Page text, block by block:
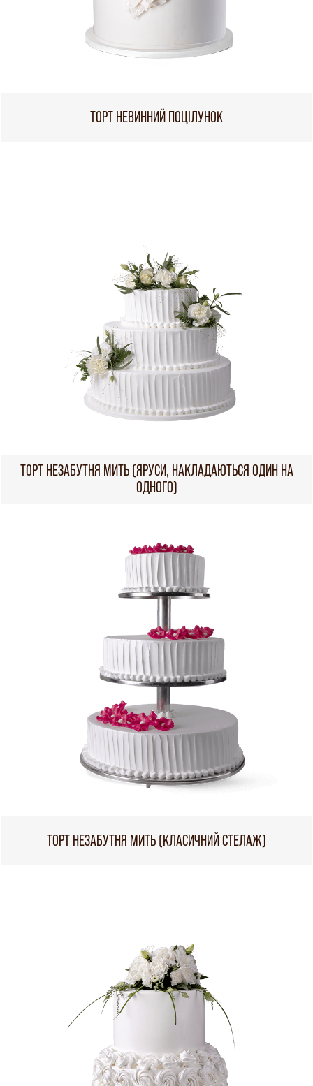
ТОРТ НЕВИННИЙ ПОЦІЛУНОК
ТОРТ НЕЗАБУТНЯ МИТЬ (ЯРУСИ, НАКЛАДАЮТЬСЯ ОДИН НА
ОДНОГО)
ТОРТ НЕЗАБУТНЯ МИТЬ (КЛАСИЧНИЙ СТЕЛАЖ)